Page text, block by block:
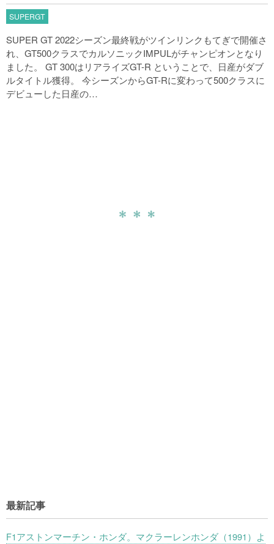
SUPERGT
SUPER GT 2022シーズン最終戦がツインリンクもてぎで開催さ
れ、GT500クラスでカルソニックIMPULがチャンピオンとなり
ました。 GT 300はリアライズGT-R ということで、日産がダブ
ルタイトル獲得。 今シーズンからGT-Rに変わって500クラスに
デビューした日産の…
最新記事
F1アストンマーチン・ホンダ。マクラーレンホンダ（1991）よ